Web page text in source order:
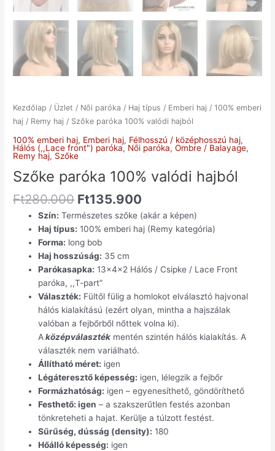
Kezdőlap / Üzlet / Női paróka / Haj típus / Emberi haj / 100% emberi
haj / Remy haj / Szőke paróka 100% valódi hajból
100% emberi haj, Emberi haj, Félhosszú / középhosszú haj,
Hálós (,,Lace front") paróka, Női paróka,Ombre / Balayage,
Remy haj, Szőke
Szőke paróka 100% valódi hajból
Ft280.000 Ft135.900
Szín: Természetes szőke (akár a képen)
Haj típus: 100% emberi haj (Remy kategória)
Forma: long bob
Haj hosszúság: 35 cm
Parókasapka: 13x4x2 Hálós / Csipke / Lace Front
paróka, ,,T-part”
Választék: Fültől fülig a homlokot elválasztó hajvonal
hálós kialakítású (ezért olyan, mintha a hajszálak
valóban a fejbőrből nőttek volna ki).
Aközépválaszték mentén szintén hálós kialakítás. A
választék nem variálható.
Állítható méret: igen
Légáteresztő képesség: igen, lélegzik a fejbőr
Formázhatóság: igen – egyenesíthető, göndöríthető
Festhető: igen – a szakszerűtlen festés azonban
tönkreteheti a hajat. Kerülje a túlzott festést.
Sűrűség, dússág (density): 180
Hőálló képesség: igen